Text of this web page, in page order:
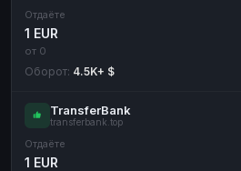
Отдаёте
1 EUR
от 0
Оборот: 4.5K+ $
TransferBank
transferbank.top
Отдаёте
1 EUR